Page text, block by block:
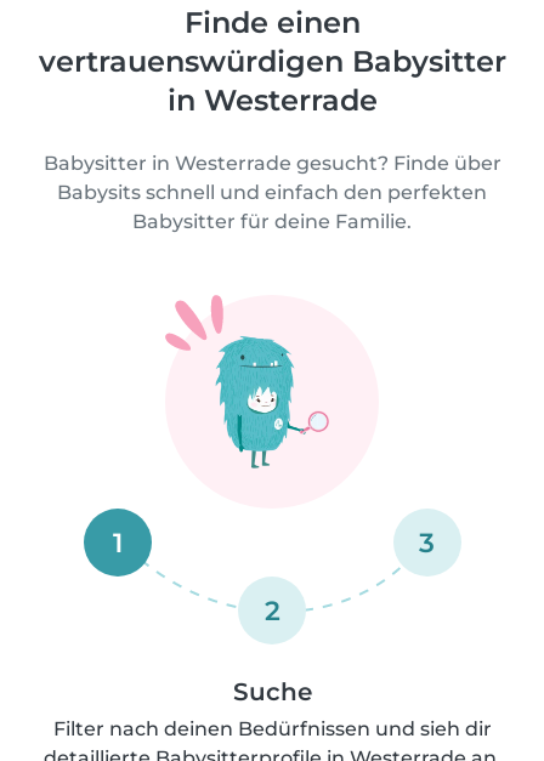
Finde einen
vertrauenswürdigen Babysitter
in Westerrade
Babysitter in Westerrade gesucht? Finde über
Babysits schnell und einfach den perfekten
Babysitter für deine Familie.
1
2
3
Suche
Filter nach deinen Bedürfnissen und sieh dir